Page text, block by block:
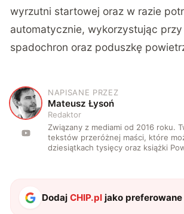
wyrzutni startowej oraz w razie
automatycznie, wykorzystując
spadochron oraz poduszkę
M
NAPISANE PRZEZ
Mateusz Łysoń
Redaktor
Związany z mediami od 2016 roku.
tekstów przeróżnej maści, które
dziesiątkach tysięcy oraz książki
DodajCHIP.pl jako preferowane